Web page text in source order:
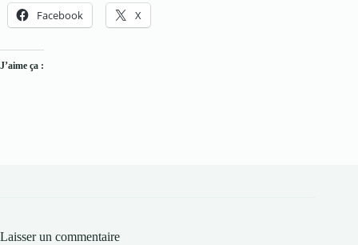
Facebook X
J’aime ça :
Laisser un commentaire